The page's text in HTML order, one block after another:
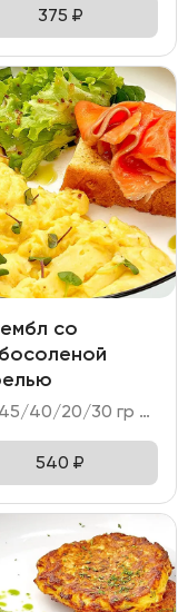
375 ₽
со
150/45/40/20/30 гр Состав: - яйцо куриное (3 шт); - форель слабосоленая; - тартин пшеничный; - микс салата; - намазка сырная.
540 ₽